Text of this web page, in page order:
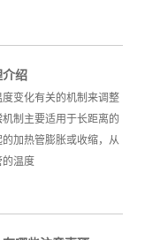
介绍
变化有关的机制来调整
制主要适用于长距离的
加热管膨胀或收缩，从
的温度